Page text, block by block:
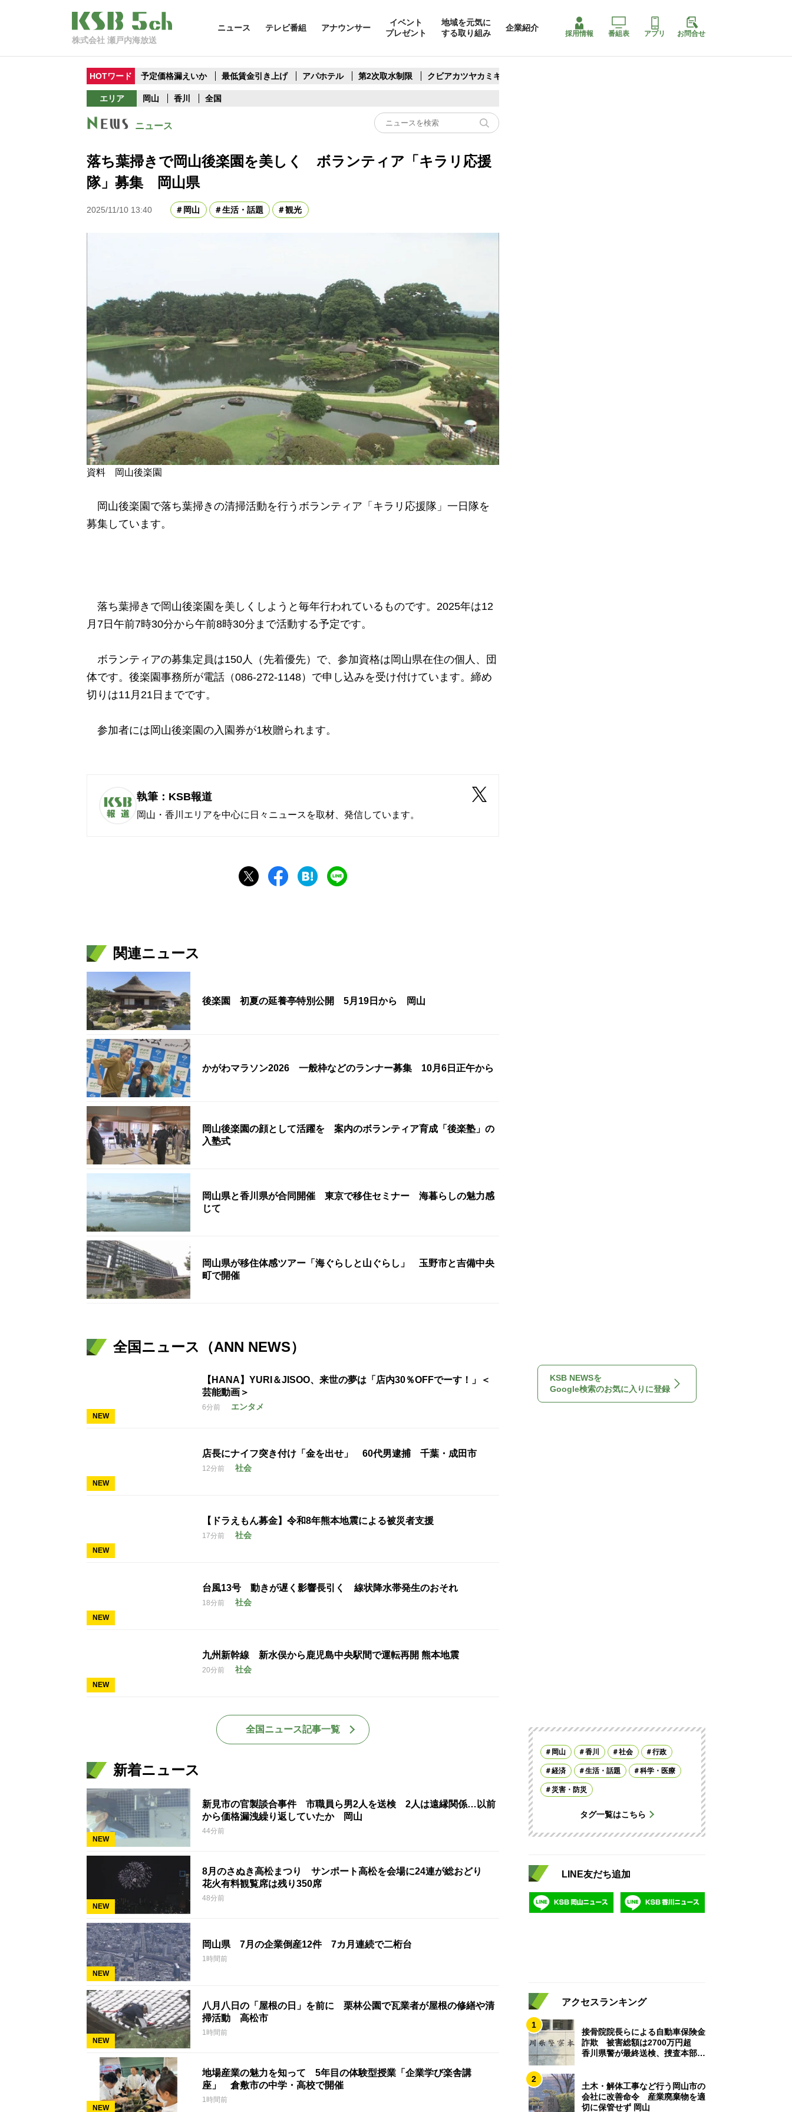
株式会社 瀬戸内海放送
ニュース テレビ番組 アナウンサー
イベント
プレゼント
地域を元気に
する取り組み
企業紹介
採用情報 番組表 アプリ お問合せ
HOTワード 予定価格漏えいか 最低賃金引き上げ アパホテル 第2次取水制限 クビアカツヤカミキリ
エリア 岡山 香川 全国
ニュース
落ち葉掃きで岡山後楽園を美しく ボランティア「キラリ応援
隊」募集 岡山県
2025/11/10 13:40 岡山 生活・話題 観光
資料 岡山後楽園
岡山後楽園で落ち葉掃きの清掃活動を行うボランティア「キラリ応援隊」一日隊を
募集しています。
落ち葉掃きで岡山後楽園を美しくしようと毎年行われているものです。2025年は12
月7日午前7時30分から午前8時30分まで活動する予定です。
ボランティアの募集定員は150人（先着優先）で、参加資格は岡山県在住の個人、団
体です。後楽園事務所が電話（086-272-1148）で申し込みを受け付けています。締め
切りは11月21日までです。
参加者には岡山後楽園の入園券が1枚贈られます。
執筆：KSB報道
岡山・香川エリアを中心に日々ニュースを取材、発信しています。
関連ニュース
後楽園 初夏の延養亭特別公開 5月19日から 岡山
かがわマラソン2026 一般枠などのランナー募集 10月6日正午から
岡山後楽園の顔として活躍を 案内のボランティア育成「後楽塾」の
入塾式
岡山県と香川県が合同開催 東京で移住セミナー 海暮らしの魅力感
じて
岡山県が移住体感ツアー「海ぐらしと山ぐらし」 玉野市と吉備中央
町で開催
全国ニュース（ANN NEWS）
NEW
【HANA】YURI＆JISOO、来世の夢は「店内30％OFFでーす！」＜
芸能動画＞
6分前 エンタメ
NEW
店長にナイフ突き付け「金を出せ」 60代男逮捕 千葉・成田市
12分前 社会
NEW
【ドラえもん募金】令和8年熊本地震による被災者支援
17分前 社会
NEW
台風13号 動きが遅く影響長引く 線状降水帯発生のおそれ
18分前 社会
NEW
九州新幹線 新水俣から鹿児島中央駅間で運転再開 熊本地震
20分前 社会
全国ニュース記事一覧
新着ニュース
NEW
新見市の官製談合事件 市職員ら男2人を送検 2人は遠縁関係…以前
から価格漏洩繰り返していたか 岡山
44分前
NEW
8月のさぬき高松まつり サンポート高松を会場に24連が総おどり
花火有料観覧席は残り350席
48分前
NEW
岡山県 7月の企業倒産12件 7カ月連続で二桁台
1時間前
NEW
八月八日の「屋根の日」を前に 栗林公園で瓦業者が屋根の修繕や清
掃活動 高松市
1時間前
NEW
地場産業の魅力を知って 5年目の体験型授業「企業学び楽舎講
座」 倉敷市の中学・高校で開催
1時間前
KSB NEWSを
Google検索のお気に入りに登録
岡山 香川 社会 行政
経済 生活・話題 科学・医療
災害・防災
タグ一覧はこちら
LINE友だち追加
アクセスランキング
1
接骨院院長らによる自動車保険金
詐欺 被害総額は2700万円超
香川県警が最終送検、捜査本部解
2
土木・解体工事など行う岡山市の
会社に改善命令 産業廃棄物を適
切に保管せず 岡山